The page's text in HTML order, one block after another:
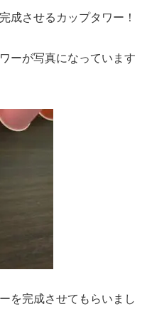
成させるカップタワー！
ーが写真になっています
を完成させてもらいまし